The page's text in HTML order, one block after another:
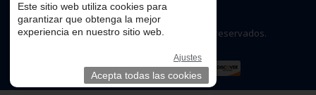
Copyright © 2016. Todos los derechos reservados.
Este sitio web utiliza cookies para
garantizar que obtenga la mejor
experiencia en nuestro sitio web.
Ajustes
Acepta todas las cookies